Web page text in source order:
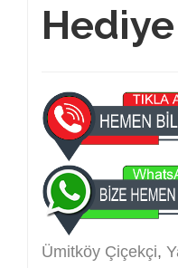
Ümitköy Çiçekçi,